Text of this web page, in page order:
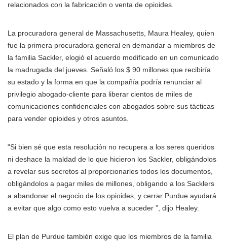
relacionados con la fabricación o venta de opioides.
La procuradora general de Massachusetts, Maura Healey, quien
fue la primera procuradora general en demandar a miembros de
la familia Sackler, elogió el acuerdo modificado en un comunicado
la madrugada del jueves. Señaló los $ 90 millones que recibiría
su estado y la forma en que la compañía podría renunciar al
privilegio abogado-cliente para liberar cientos de miles de
comunicaciones confidenciales con abogados sobre sus tácticas
para vender opioides y otros asuntos.
"Si bien sé que esta resolución no recupera a los seres queridos
ni deshace la maldad de lo que hicieron los Sackler, obligándolos
a revelar sus secretos al proporcionarles todos los documentos,
obligándolos a pagar miles de millones, obligando a los Sacklers
a abandonar el negocio de los opioides, y cerrar Purdue ayudará
a evitar que algo como esto vuelva a suceder ”, dijo Healey.
El plan de Purdue también exige que los miembros de la familia